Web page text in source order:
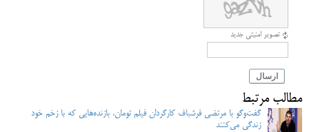
تصویر امنیتی جدید
ارسال
مطالب مرتبط
گفت‌وگو با مرتضی فرشباف کارگردان فیلم تومان، بازنده‌هایی که با زخم خود
زندگی می‌کنند